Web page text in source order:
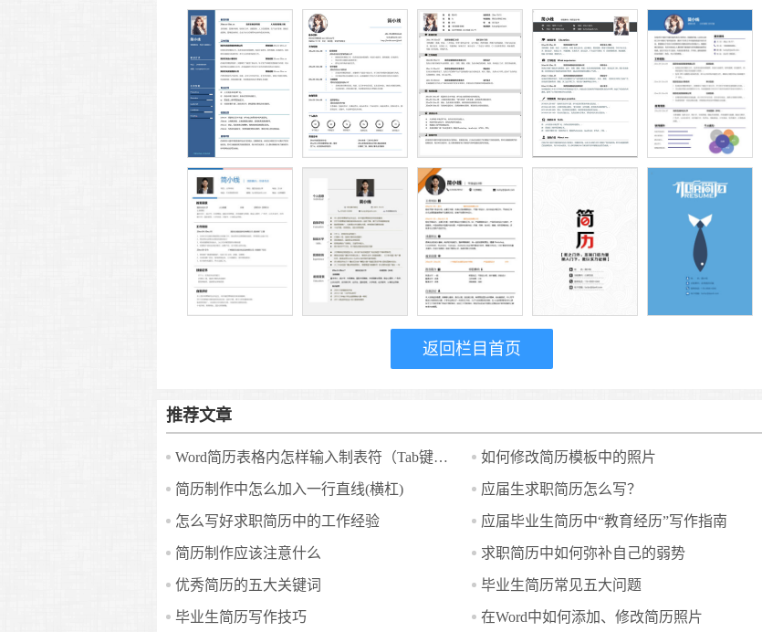
返回栏目首页
推荐文章
Word简历表格内怎样输入制表符（Tab键）？ 如何修改简历模板中的照片
简历制作中怎么加入一行直线(横杠) 应届生求职简历怎么写？
怎么写好求职简历中的工作经验 应届毕业生简历中“教育经历”写作指南
简历制作应该注意什么 求职简历中如何弥补自己的弱势
优秀简历的五大关键词 毕业生简历常见五大问题
毕业生简历写作技巧 在Word中如何添加、修改简历照片